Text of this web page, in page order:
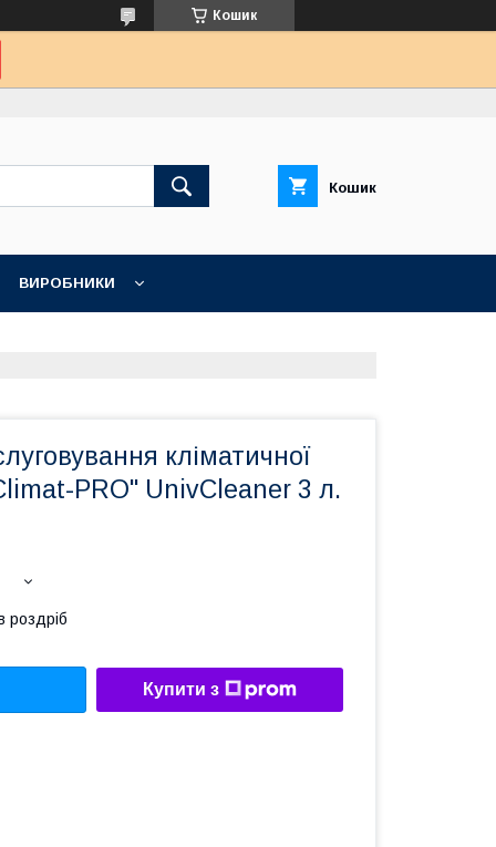
Кошик
Кошик
ВИРОБНИКИ
кліматичної
PRO" UnivCleaner 3 л.
роздріб
Купити з